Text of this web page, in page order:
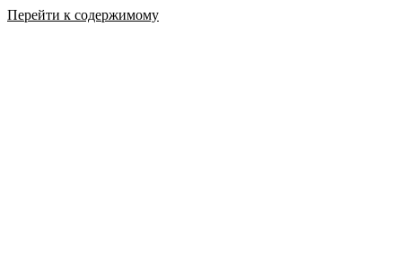
Перейти к содержимому